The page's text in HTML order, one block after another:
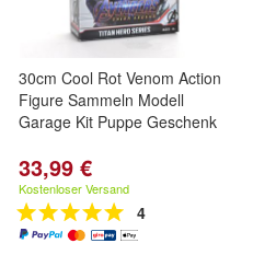
30cm Cool Rot Venom Action
Figure Sammeln Modell
Garage Kit Puppe Geschenk
33,99 €
Kostenloser Versand
4